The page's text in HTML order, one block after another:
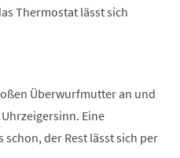
Thermostat lässt sich
Überwurfmutter an und
Eine
der Rest lässt sich per